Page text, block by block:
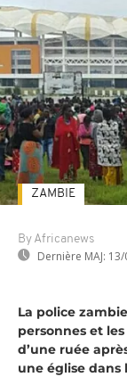
By Africanews
Dernière MAJ:
ZAMBIE
La police
personnes et
d’une ruée
une église dans